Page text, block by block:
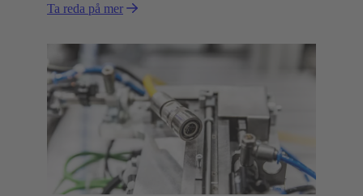
Ta reda på mer